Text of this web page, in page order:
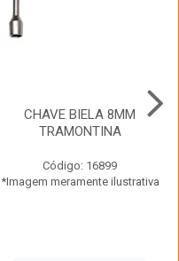
CHAVE BIELA 8MM
TRAMONTINA
Código: 16899
*Imagem meramente ilustrativa